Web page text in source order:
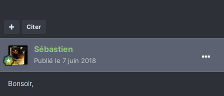
Citer
Sébastien
Publié le 7 juin 2018
Bonsoir,